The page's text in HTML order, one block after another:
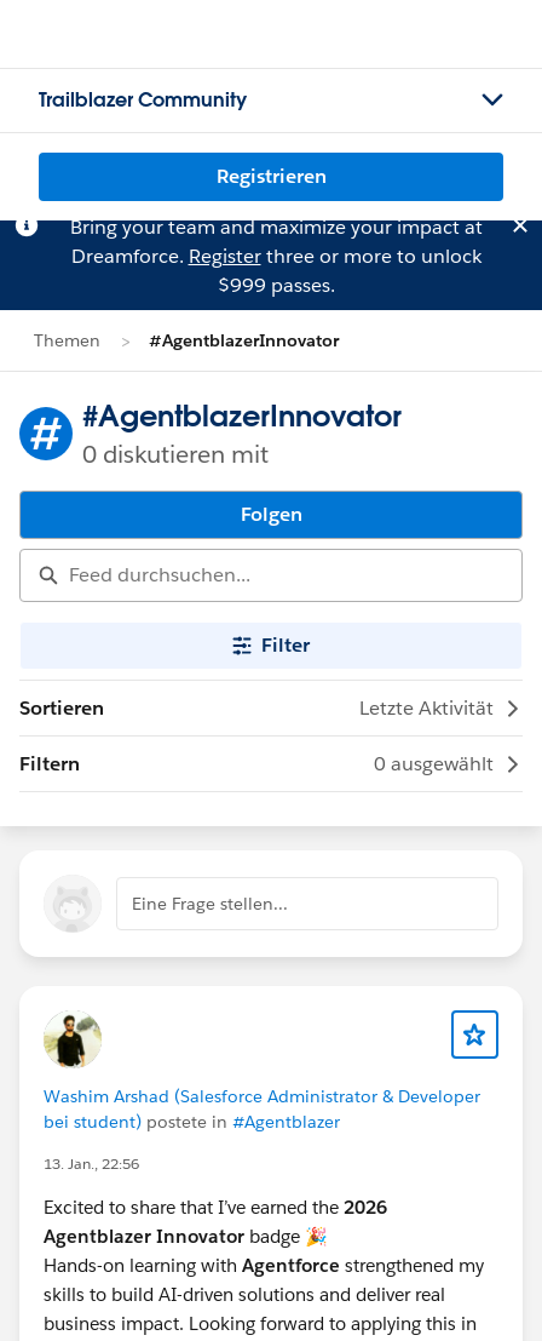
Trailblazer Community
Registrieren
Bring your team and maximize your impact at
Dreamforce. Registerthree or more to unlock
$999 passes.
Themen #AgentblazerInnovator
#AgentblazerInnovator
0 diskutieren mit
Folgen
Filter
Sortieren Letzte Aktivität
Filtern 0 ausgewählt
Eine Frage stellen...
Washim Arshad (Salesforce Administrator & Developer
bei student) postete in #Agentblazer
13. Jan., 22:56
Excited to share that I’ve earned the 2026
Agentblazer Innovator badge 🎉
Hands-on learning with Agentforce strengthened my
skills to build AI-driven solutions and deliver real
business impact. Looking forward to applying this in